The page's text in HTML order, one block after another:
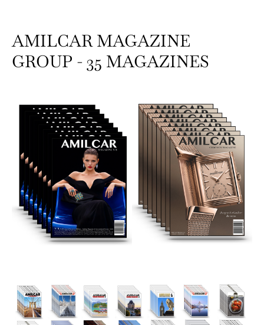
AMILCAR MAGAZINE
GROUP - 35 MAGAZINES